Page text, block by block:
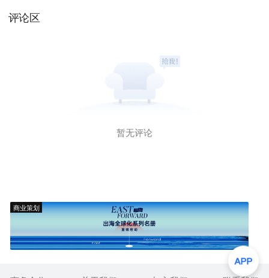
评论区
暂无评论
商业策划